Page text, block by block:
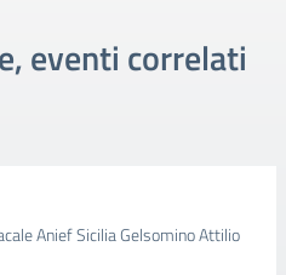
eventi correlati
Anief Sicilia Gelsomino Attilio